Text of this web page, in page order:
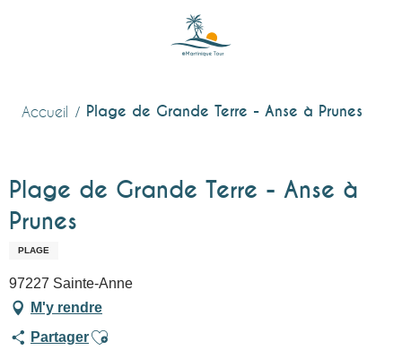
Accueil Plage de Grande Terre - Anse à Prunes
Plage de Grande Terre - Anse à
Prunes
PLAGE
97227 Sainte-Anne
M'y rendre
PartagerAjouter aux favoris